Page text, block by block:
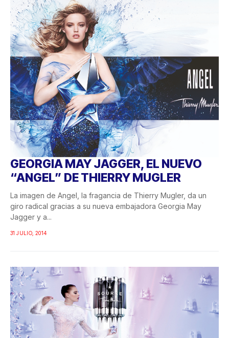
GEORGIA MAY JAGGER, EL NUEVO
“ANGEL” DE THIERRY MUGLER
La imagen de Angel, la fragancia de Thierry Mugler, da un
giro radical gracias a su nueva embajadora Georgia May
Jagger y a...
31 JULIO, 2014